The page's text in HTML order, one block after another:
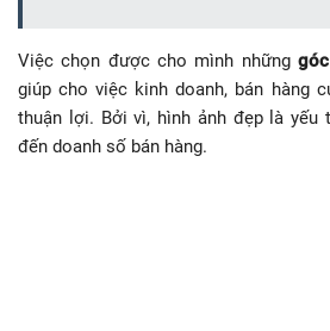
Việc chọn được cho mình những
giúp cho việc kinh doanh, bán hàng
thuận lợi. Bởi vì, hình ảnh đẹp là yếu
đến doanh số bán hàng.